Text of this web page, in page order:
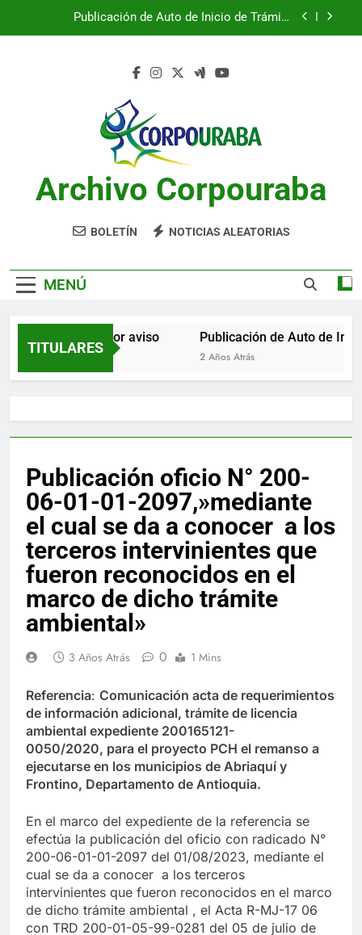
Publicación de Auto de Inicio de Trámite
Notificación por aviso
Publicación de Auto de Inicio de Trámite
Publicación de Auto de Inicio de Trámite
CITACIONES
Archivo Corpouraba
BOLETÍN NOTICIAS ALEATORIAS
MENÚ
TITULARES
Notificación por aviso
2 Años Atrás
Publicación de Auto de
2 Años Atrás
Publicación oficio N° 200-
06-01-01-2097,»mediante
el cual se da a conocer a los
terceros intervinientes que
fueron reconocidos en el
marco de dicho trámite
ambiental»
3 Años Atrás 0 1 Mins
Referencia: Comunicación acta de requerimientos
de información adicional, trámite de licencia
ambiental expediente 200165121-
0050/2020, para el proyecto PCH el remanso a
ejecutarse en los municipios de Abriaquí y
Frontino, Departamento de Antioquia.
En el marco del expediente de la referencia se
efectúa la publicación del oficio con radicado N°
200-06-01-01-2097 del 01/08/2023, mediante el
cual se da a conocer a los terceros
intervinientes que fueron reconocidos en el marco
de dicho trámite ambiental , el Acta R-MJ-17 06
con TRD 200-01-05-99-0281 del 05 de julio de